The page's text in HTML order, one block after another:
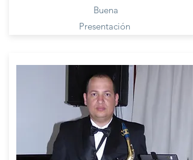
Buena
Presentación